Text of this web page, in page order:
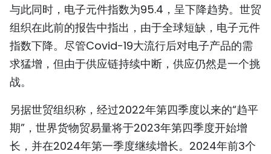
РУССКИЙ
ESPAÑOL
与此同时，电子元件指数为95.4，呈下降趋势。世贸
组织在此前的报告中指出，由于全球短缺，电子元件
指数下降。尽管Covid-19大流行后对电子产品的需
求猛增，但由于供应链持续中断，供应仍然是一个挑
战。
另据世贸组织称，经过2022年第四季度以来的“趋平
期”，世界货物贸易量将于2023年第四季度开始增
长，并在2024年第一季度继续增长。2024年前3个